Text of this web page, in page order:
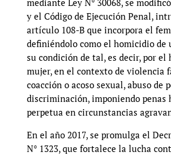
y el Código de Ejecución Penal,
artículo 108-B que incorpora el
definiéndolo como el homicidio de
su condición de tal, es decir, por el
mujer, en el contexto de violencia
coacción o acoso sexual, abuso de
discriminación, imponiendo penas
perpetua en circunstancias
En el año 2017, se promulga el
N° 1323, que fortalece la lucha